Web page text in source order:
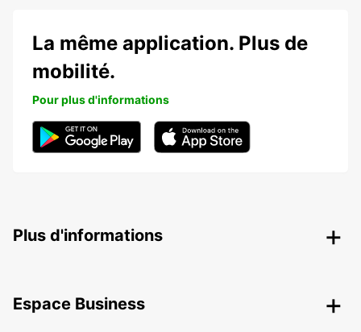
La même application. Plus de
mobilité.
Pour plus d'informations
Plus d'informations
Espace Business